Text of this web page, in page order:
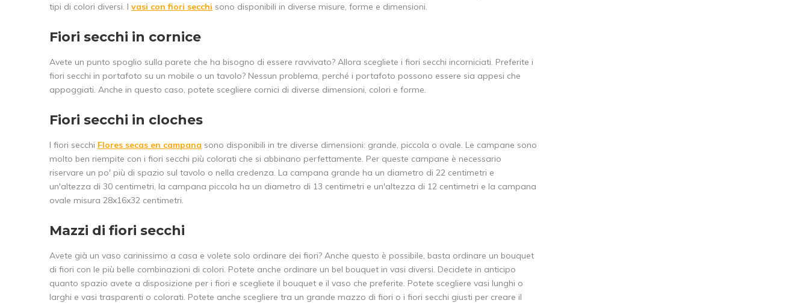
tipi di colori diversi. I vasi con fiori secchi sono disponibili in diverse misure, forme e dimensioni.
Fiori secchi in cornice
Avete un punto spoglio sulla parete che ha bisogno di essere ravvivato? Allora scegliete i fiori secchi incorniciati. Preferite i
fiori secchi in portafoto su un mobile o un tavolo? Nessun problema, perché i portafoto possono essere sia appesi che
appoggiati. Anche in questo caso, potete scegliere cornici di diverse dimensioni, colori e forme.
Fiori secchi in cloches
I fiori secchi Flores secas en campana sono disponibili in tre diverse dimensioni: grande, piccola o ovale. Le campane sono
molto ben riempite con i fiori secchi più colorati che si abbinano perfettamente. Per queste campane è necessario
riservare un po' più di spazio sul tavolo o nella credenza. La campana grande ha un diametro di 22 centimetri e
un'altezza di 30 centimetri, la campana piccola ha un diametro di 13 centimetri e un'altezza di 12 centimetri e la campana
ovale misura 28x16x32 centimetri.
Mazzi di fiori secchi
Avete già un vaso carinissimo a casa e volete solo ordinare dei fiori? Anche questo è possibile, basta ordinare un bouquet
di fiori con le più belle combinazioni di colori. Potete anche ordinare un bel bouquet in vasi diversi. Decidete in anticipo
quanto spazio avete a disposizione per i fiori e scegliete il bouquet e il vaso che preferite. Potete scegliere vasi lunghi o
larghi e vasi trasparenti o colorati. Potete anche scegliere tra un grande mazzo di fiori o i fiori secchi giusti per creare il
Iscrivetevi alla nostra newsletter per essere sempre aggiornati sui
nostri ultimi prodotti e ottenere uno
Utilizzate subito il codice sconto, prima che scada!